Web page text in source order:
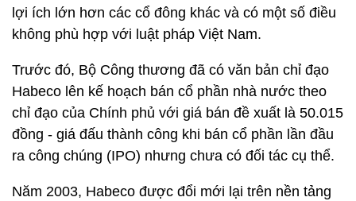
lợi ích lớn hơn các cổ đông khác và có một số điều
không phù hợp với luật pháp Việt Nam.
Trước đó, Bộ Công thương đã có văn bản chỉ đạo
Habeco lên kế hoạch bán cổ phần nhà nước theo
chỉ đạo của Chính phủ với giá bán đề xuất là 50.015
đồng - giá đấu thành công khi bán cổ phần lần đầu
ra công chúng (IPO) nhưng chưa có đối tác cụ thể.
Năm 2003, Habeco được đổi mới lại trên nền tảng